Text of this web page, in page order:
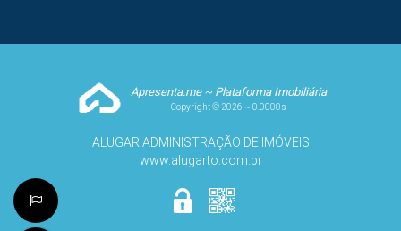
Apresenta.me ~ Plataforma Imobiliária
Copyright © 2026 ~ 0.0000s
ALUGAR ADMINISTRAÇÃO DE IMÓVEIS
www.alugarto.com.br